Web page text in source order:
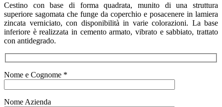
Cestino con base di forma quadrata, munito di una struttura
superiore sagomata che funge da coperchio e posacenere in lamiera
zincata verniciato, con disponibilità in varie colorazioni. La base
inferiore è realizzata in cemento armato, vibrato e sabbiato, trattato
con antidegrado.
Nome e Cognome *
Nome Azienda